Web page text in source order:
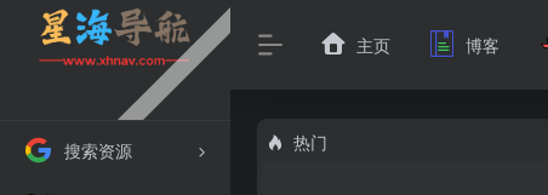
搜索资源
主页 博客
热门